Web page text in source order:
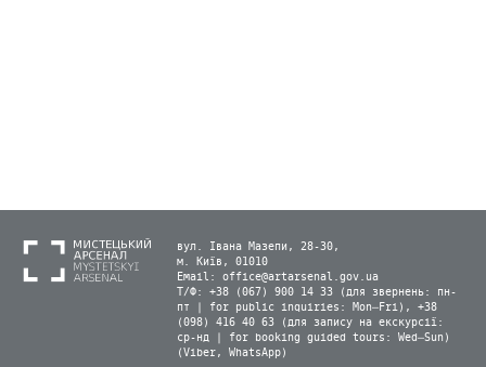
вул. Івана Мазепи, 28-30,
м. Київ, 01010
Email: office@artarsenal.gov.ua
Т/Ф: +38 (067) 900 14 33 (для звернень: пн-
пт | for public inquiries: Mon–Fri), +38
(098) 416 40 63 (для запису на екскурсії:
ср-нд | for booking guided tours: Wed–Sun)
(Viber, WhatsApp)